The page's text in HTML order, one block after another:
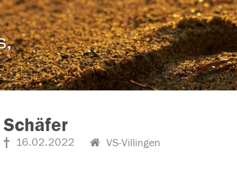
16.02.2022 VS-Villingen